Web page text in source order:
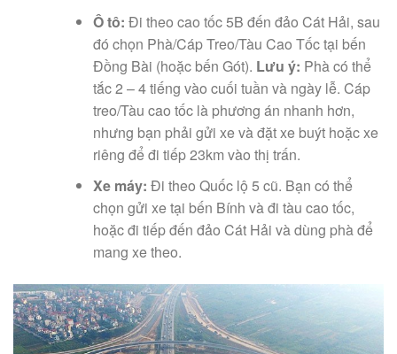
Ô tô: Đi theo cao tốc 5B đến đảo Cát Hải, sau
đó chọn Phà/Cáp Treo/Tàu Cao Tốc tại bến
Đồng Bài (hoặc bến Gót). Lưu ý: Phà có thể
tắc 2 – 4 tiếng vào cuối tuần và ngày lễ. Cáp
treo/Tàu cao tốc là phương án nhanh hơn,
nhưng bạn phải gửi xe và đặt xe buýt hoặc xe
riêng để đi tiếp 23km vào thị trấn.
Xe máy: Đi theo Quốc lộ 5 cũ. Bạn có thể
chọn gửi xe tại bến Bính và đi tàu cao tốc,
hoặc đi tiếp đến đảo Cát Hải và dùng phà để
mang xe theo.